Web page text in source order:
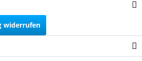
widerrufen